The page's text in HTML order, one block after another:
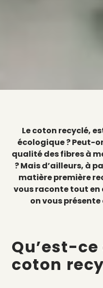
Le coton recyclé,
écologique ? Peut-
qualité des fibres à
? Mais d’ailleurs, à
matière première
vous raconte tout
on vous
Qu’est-
coton